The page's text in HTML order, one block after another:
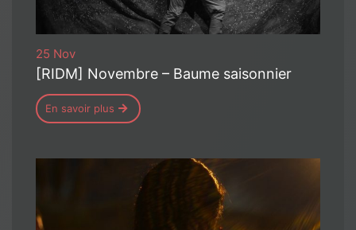
25 Nov
[RIDM] Novembre – Baume saisonnier
En savoir plus